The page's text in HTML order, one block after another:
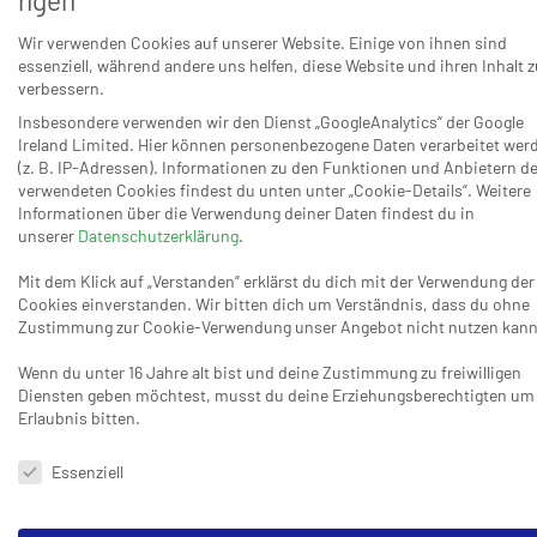
Spiele kommt. Anschließend wird die Klasse in eine
Meister- und eine Abstiegsrunde aus jeweils acht Teams
aufgeteilt. Dort stehen für jeden in einer weiteren
Einfachrunde noch einmal sieben Aufgaben auf dem
Programm und unter dem Strich hat somit jeder
Oberligist 22 Partien zu absolvieren. Nach dem zehnten
Spieltag am 11./12. Dezember 2021 folgen ab dem 15./16.
Januar 2022 bis zum 5./6. Februar 2022 die restlichen
drei Spieltage der Hinrunde, ehe am 5./6. März die
Meister- und die Abstiegsrunde beginnen. Die legen nach
fünften Spieltag am 9./10. April über die Oster-
Schulferien gemäß einer langen Tradition erneut eine
Pause ein, bevor der 30. April/1. Mai und 7./8. Mai die
Saison abschließen. In der Summe ergeben sich daraus
rund achteinhalb Monate für 22 Meisterschafts-Spiele.
Auch für die HSG Refrath/Hand, die bis zur
Unterbrechung der Saison 2021/2022 auf dem ersten
Wir verwenden Cookies auf unserer Website. Einige von ihnen sind
essenziell, während andere uns helfen, diese Website und ihren Inhalt
verbessern.
Insbesondere verwenden wir den Dienst „GoogleAnalytics“ der Google
Ireland Limited. Hier können personenbezogene Daten verarbeitet
(z. B. IP-Adressen). Informationen zu den Funktionen und Anbietern
verwendeten Cookies findest du unten unter „Cookie-Details“. Weitere
Informationen über die Verwendung deiner Daten findest du in
unserer Datenschutzerklärung.
Mit dem Klick auf „Verstanden“ erklärst du dich mit der Verwendung der
Cookies einverstanden. Wir bitten dich um Verständnis, dass du ohne
Zustimmung zur Cookie-Verwendung unser Angebot nicht nutzen
Wenn du unter 16 Jahre alt bist und deine Zustimmung zu freiwilligen
Diensten geben möchtest, musst du deine Erziehungsberechtigten um
Erlaubnis bitten.
Datenschutzeinstellungen & Nutzungsbedingungen
Essenziell